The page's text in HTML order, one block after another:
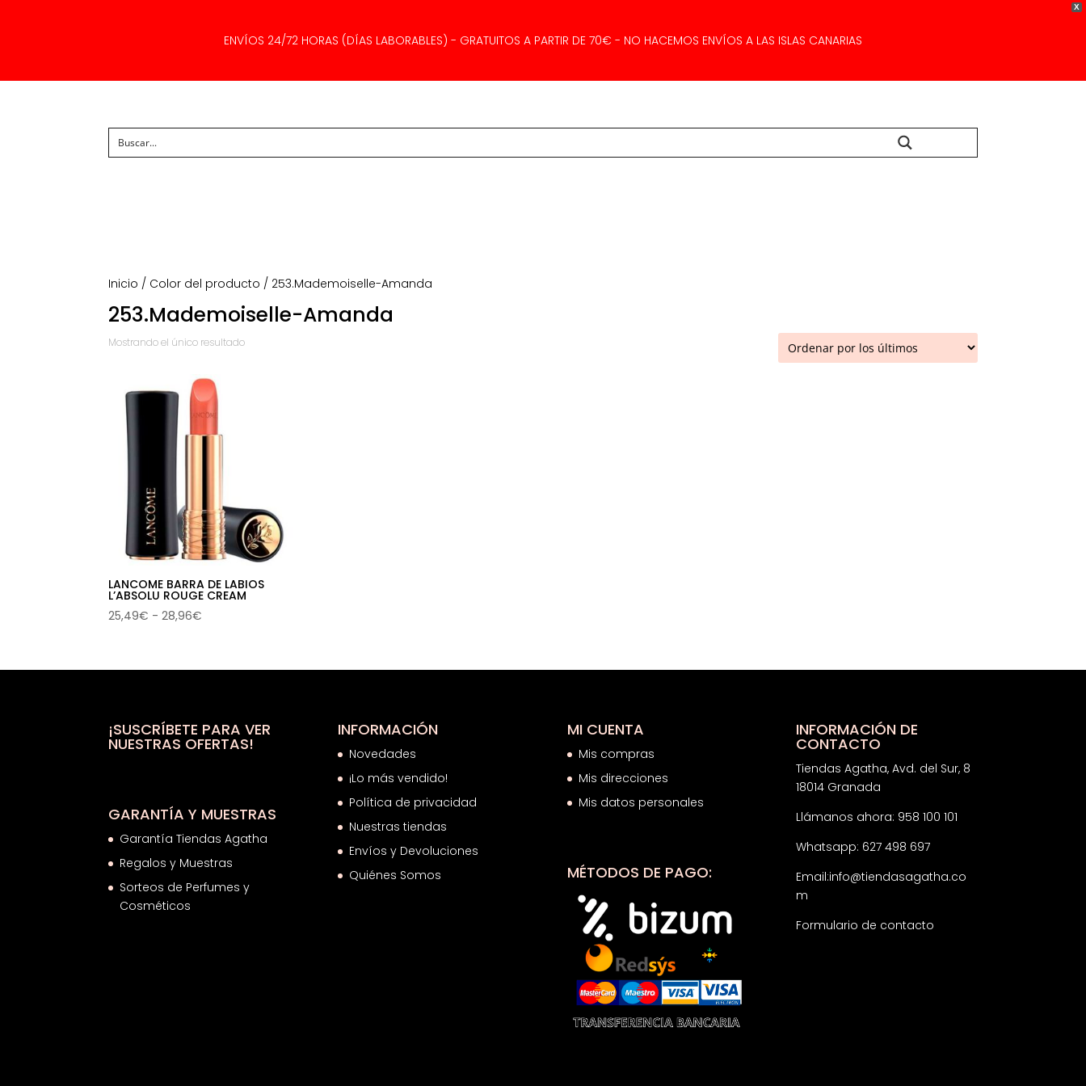
X
ENVÍOS 24/72 HORAS (DÍAS LABORABLES) - GRATUITOS A PARTIR DE 70€ - NO HACEMOS ENVÍOS A LAS ISLAS CANARIAS
Inicio / Color del producto / 253.Mademoiselle-Amanda
253.Mademoiselle-Amanda
Mostrando el único resultado
LANCOME BARRA DE LABIOS
L’ABSOLU ROUGE CREAM
25,49€ - 28,96€
desde
28,96€
¡SUSCRÍBETE PARA VER
NUESTRAS OFERTAS!
GARANTÍA Y MUESTRAS
Garantía Tiendas Agatha
Regalos y Muestras
Sorteos de Perfumes y
Cosméticos
INFORMACIÓN
Novedades
¡Lo más vendido!
Política de privacidad
Nuestras tiendas
Envíos y Devoluciones
Quiénes Somos
MI CUENTA
Mis compras
Mis direcciones
Mis datos personales
MÉTODOS DE PAGO:
INFORMACIÓN DE
CONTACTO
Tiendas Agatha, Avd. del Sur, 8
18014 Granada
Llámanos ahora: 958 100 101
Whatsapp: 627 498 697
Email:info@tiendasagatha.co
m
Formulario de contacto